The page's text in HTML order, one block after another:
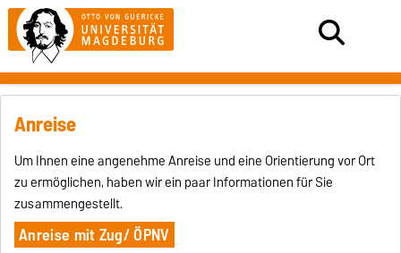
Anreise
Um Ihnen eine angenehme Anreise und eine Orientierung vor Ort
zu ermöglichen, haben wir ein paar Informationen für Sie
zusammengestellt.
Anreise mit Zug/ ÖPNV